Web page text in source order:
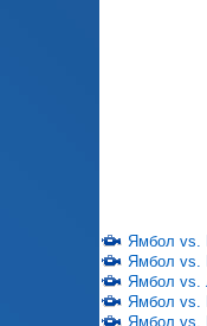
Ямбол vs.
Ямбол vs.
Ямбол vs.
Ямбол vs.
Ямбол vs.